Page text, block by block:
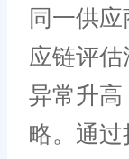
同一供
应链评
异常升
略。通